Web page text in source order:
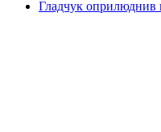
Гладчук оприлюднив